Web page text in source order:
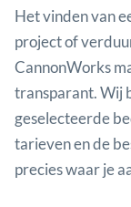
Het vinden van
project of
CannonWorks
transparant. Wij
geselecteerde
tarieven en de
precies waar je